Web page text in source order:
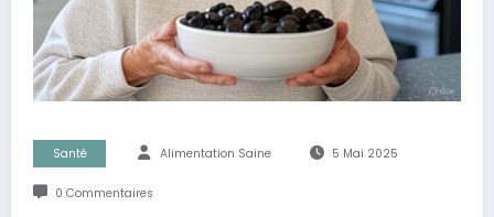
Santé Alimentation Saine 5 Mai 2025
0 Commentaires